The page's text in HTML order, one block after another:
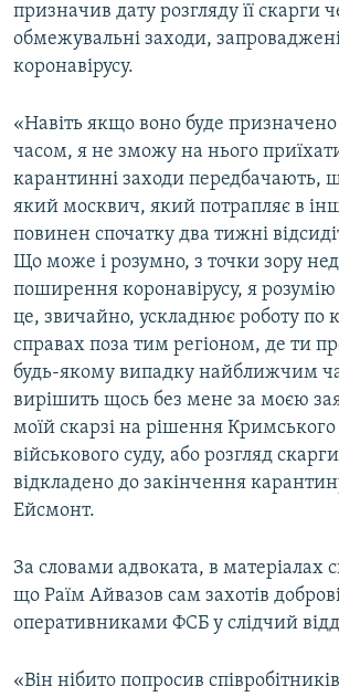
призначив дату розгляду її скарги
обмежувальні заходи,
коронавірусу.
«Навіть якщо воно буде
часом, я не зможу на нього
карантинні заходи передбачають,
який москвич, який потрапляє в
повинен спочатку два тижні
Що може і розумно, з точки зору
поширення коронавірусу, я розумію
це, звичайно, ускладнює роботу по
справах поза тим регіоном, де ти
будь-якому випадку найближчим
вирішить щось без мене за моєю
моїй скарзі на рішення Кримського
військового суду, або розгляд
відкладено до закінчення
Ейсмонт.
За словами адвоката, в матеріалах
що Раїм Айвазов сам захотів
оперативниками ФСБ у слідчий
«Він нібито попросив